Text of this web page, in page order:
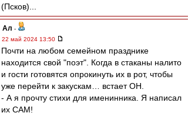
(Псков)...
Ал -
22 май 2024 13:50
Почти на любом семейном празднике
находится свой "поэт". Когда в стаканы налито
и гости готовятся опрокинуть их в рот, чтобы
уже перейти к закускам… встает ОН.
- А я прочту стихи для именинника. Я написал
их САМ!